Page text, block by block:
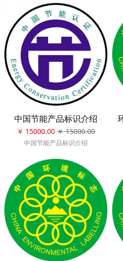
认监委批准中标认证中心(CSC)开
展中国环保产品认证工作。
2003年12月 经国家认证认可监
督管理委员会批准，我国环保产
品领域的国家级认证---中国环保
产品认证正式启动。
中国环保产品认证采用了“工
厂条件检查+产品检验+获证后监
督的认证模式，选择强制性认证
监测机构，“环保产品质量保证要
求”及“环保产品认证实施规则”均
参照强制性产品认证实施规则的
要求，并依次对企业的质量体系
运动情况和产品的一致性进行检
查。
方面：
一、用于对环境产生污染破
坏的生产、生活活动进行控制、
治理、监测等方面的设备、仪
器、材料、技术服务(如：各类脱
硫除尘设备、减震降噪设备、水
处理设备、环境监测仪器、空气
净化设备、工程成套和技术服务
等)：
二、在生产、使用和处置过
中国节能产品标识介绍
￥ 15000.00 ￥ 15000.00
中国节能产品标识介绍